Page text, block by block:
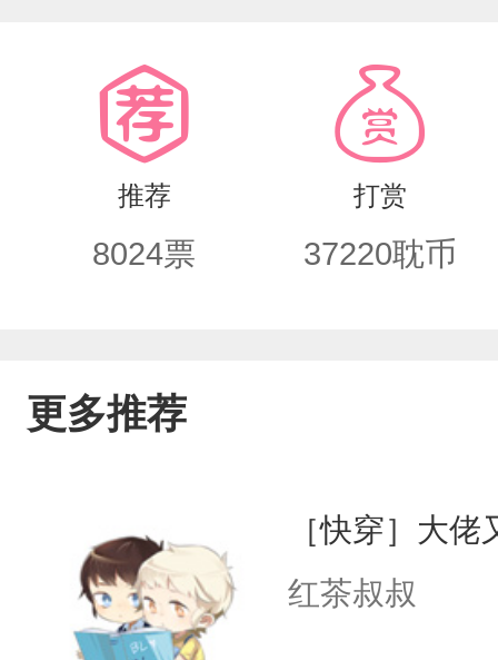
裴爷身边突然多了个漂亮的粘人精，
都得都把人带在身边。林岁辞前十九
人的私生子，遭人厌恶唾弃，没有人
新开口说的第一句话就是裴川的名字
川面前会落泪，会撒娇，会红着耳尖喊
不知道，每天都借着这个理由把人全身
推荐
8024票
打赏
37220耽币
更多推荐
［快穿］大
红茶叔叔